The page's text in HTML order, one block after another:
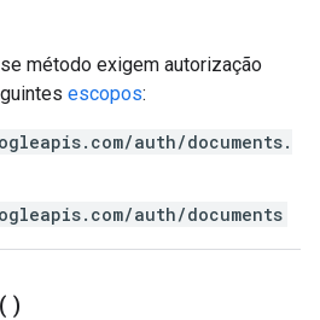
método exigem autorização
escopos:
auth/documents.
auth/documents
)